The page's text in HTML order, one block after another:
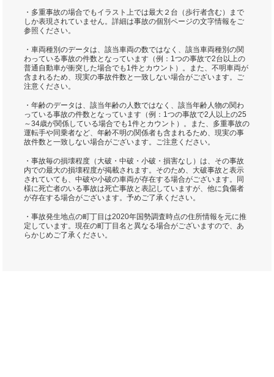
・多重事故の場合でもイラスト上では最大２台（歩行者含む）まで
しか表現されていません。詳細は事故の個別ページの文字情報をご
参照ください。
・車両種別のデータは、該当車両の数ではなく、該当車両種別の関
わっている事故の件数となっています（例：1つの事故で2台以上の
普通自動車が衝突した場合でも1件とカウント）。また、不明車両が
含まれるため、現実の事故件数と一致しない場合がございます。ご
注意ください。
・年齢のデータは、該当年齢の人数ではなく、該当年齢人物の関わ
っている事故の件数となっています（例：1つの事故で2人以上の25
～34歳が関係している場合でも1件とカウント）。また、多重事故の
運転手や同乗者など、年齢不明の関係者も含まれるため、現実の事
故件数と一致しない場合がございます。ご注意ください。
・事故毎の損壊程度（大破・中破・小破・損害なし）は、その事故
内での最大の損壊程度が掲載されます。そのため、大破事故と表示
されていても、中破や小破の車両が存在する場合がございます。同
様に死亡者のいる事故は死亡事故と表記していますが、他に負傷者
が存在する場合がございます。予めご了承ください。
・事故発生地点の町丁目は2020年国勢調査時点の住所情報を元に推
定しています。現在の町丁目名と異なる場合がございますので、あ
らかじめご了承ください。